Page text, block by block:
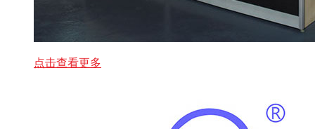
点击查看更多